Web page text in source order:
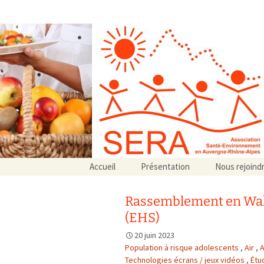
Aller
au
Accueil Présentation
Associations partenaires
Associations adhérentes
Nous
Rassemblement en
(EHS)
20 juin 2023
Population à risque adolescents , Air ,
Technologies écrans / jeux vidéos ,